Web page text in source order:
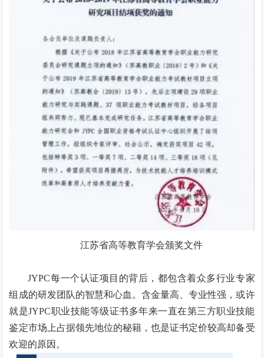
江苏省高等教育学会颁奖文件
JYPC每一个认证项目的背后，都包含着众多行业专家
组成的研发团队的智慧和心血。含金量高、专业性强，或许
就是JYPC职业技能等级证书多年来一直在第三方职业技能
鉴定市场上占据领先地位的秘籍，也是证书定价较高却备受
欢迎的原因。